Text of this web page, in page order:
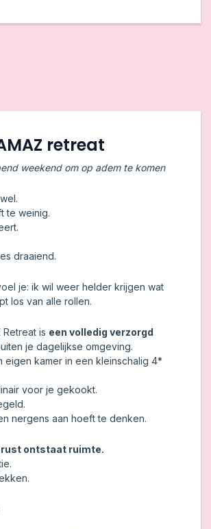
retreat
weekend om op adem te komen
te weinig.
draaiend.
je: ik wil weer helder krijgen wat
los van alle rollen.
Retreat is een volledig verzorgd
je dagelijkse omgeving.
eigen kamer in een kleinschalig 4*
voor je gekookt.
nergens aan hoeft te denken.
rust ontstaat ruimte.